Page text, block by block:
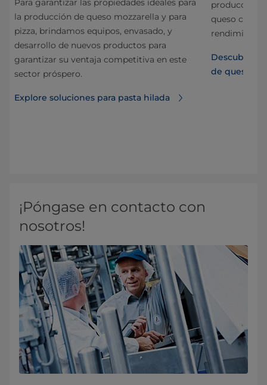
la producción de queso mozzarella y para
pizza, brindamos equipos, envasado, y
desarrollo de nuevos productos para
garantizar su ventaja competitiva en este
sector próspero.
Explore soluciones para pasta hilada
producción
queso
rendimiento.
Descubra
de queso
¡Póngase en contacto con
nosotros!